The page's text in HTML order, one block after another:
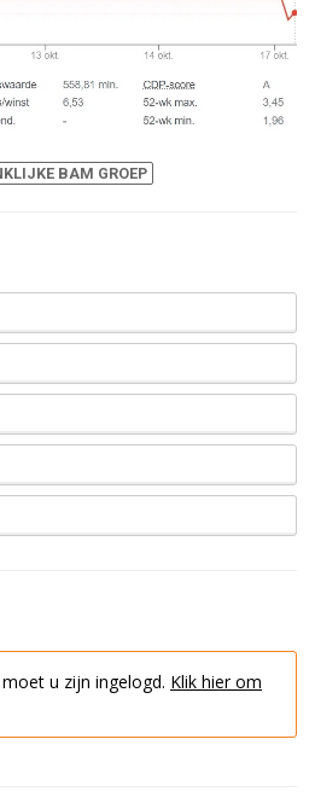
BAM GROEP
u zijn ingelogd. Klik hier om